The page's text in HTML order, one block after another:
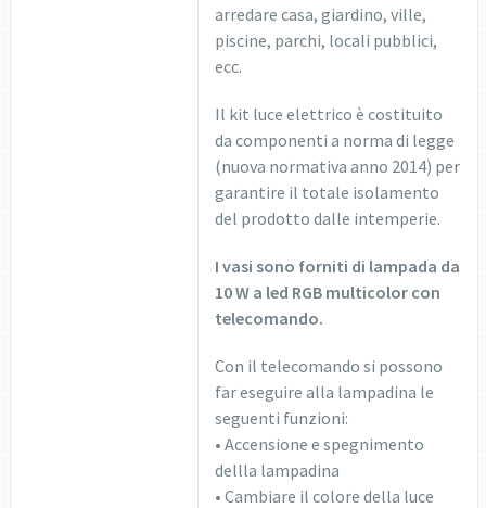
arredare casa, giardino, ville,
piscine, parchi, locali pubblici,
ecc.
Il kit luce elettrico è costituito
da componenti a norma di legge
(nuova normativa anno 2014) per
garantire il totale isolamento
del prodotto dalle intemperie.
I vasi sono forniti di lampada da
10 W a led RGB multicolor con
telecomando.
Con il telecomando si possono
far eseguire alla lampadina le
seguenti funzioni:
• Accensione e spegnimento
dellla lampadina
• Cambiare il colore della luce